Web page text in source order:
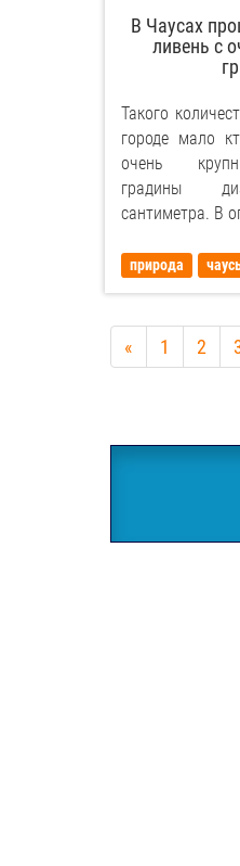
В Чаусах
ливень с
Такого
городе мало
очень
градины
сантиметра. В
природа
« 1 2